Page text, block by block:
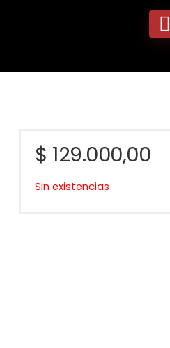
$ 129.000,00
Sin existencias